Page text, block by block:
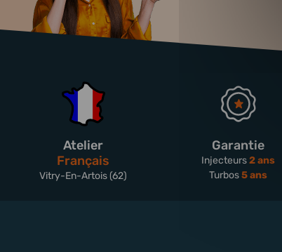
Atelier
Français
Vitry-En-Artois (62)
Garantie
Injecteurs2 ans
Turbos5 ans